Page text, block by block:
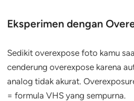
Eksperimen dengan
Sedikit overexpose foto kamu
cenderung overexpose karena
analog tidak akurat.
= formula VHS yang sempurna.